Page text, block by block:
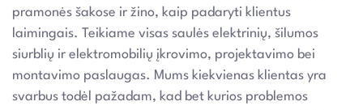
pramonės šakose ir žino, kaip padaryti klientus
laimingais. Teikiame visas saulės elektrinių, šilumos
siurblių ir elektromobilių įkrovimo, projektavimo bei
montavimo paslaugas. Mums kiekvienas klientas yra
svarbus todėl pažadam, kad bet kurios problemos